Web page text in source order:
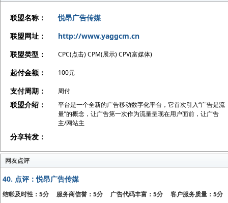
联盟名称：
悦昂广告传媒
联盟网址：
http://www.yaggcm.cn
联盟类型：
CPC(点击) CPM(展示) CPV(富媒体)
起付金额： 100元
支付周期： 周付
联盟介绍：
平台是一个全新的广告移动数字化平台，它首次引入“广告是流
量”的概念，让广告第一次作为流量呈现在用户面前，让广告
主/网站主
分享转发：
网友点评
40. 点评：悦昂广告传媒
结帐及时性：5分 服务商信誉：5分 广告代码丰富：5分 客户服务质量：5分